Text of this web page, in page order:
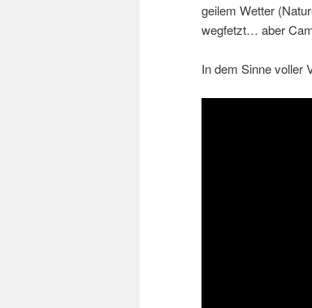
geilem Wetter
wegfetzt… aber
In dem Sinne voller